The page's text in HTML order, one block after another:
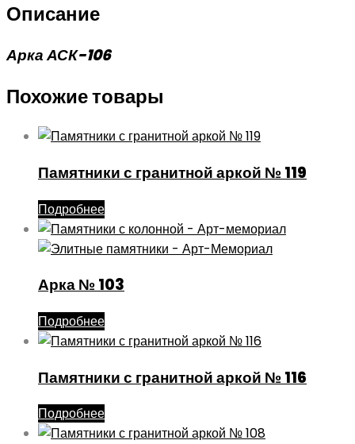
Описание
Арка АСК-106
Похожие товары
Памятники с гранитной аркой № 119
Подробнее
Арка № 103
Подробнее
Памятники с гранитной аркой № 116
Подробнее